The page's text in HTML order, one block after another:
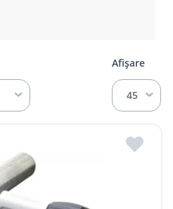
Afișare
45